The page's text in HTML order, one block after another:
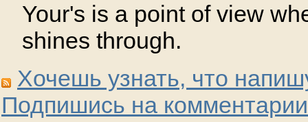
Your's is a point of view
shines through.
Хочешь узнать, что
Подпишись на